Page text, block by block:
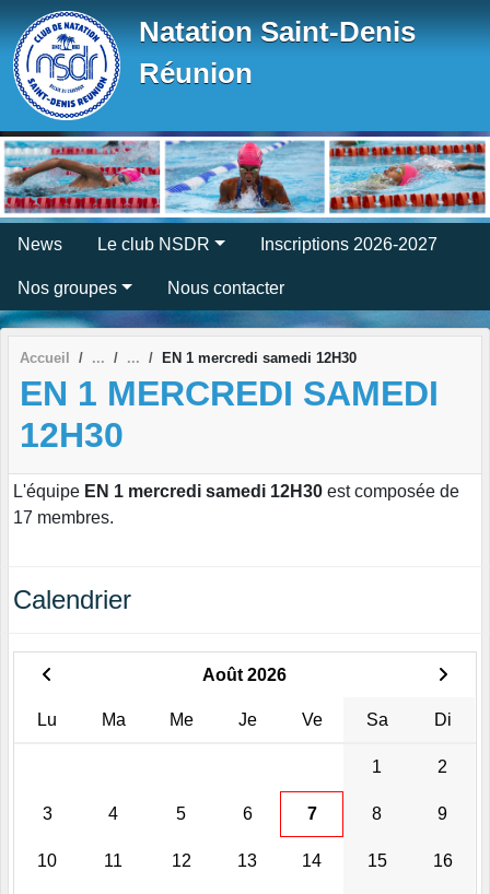
Natation Saint-Denis
Réunion
News Le club NSDR Inscriptions 2026-2027
Nos groupes Nous contacter
Accueil EN 1 mercredi samedi 12H30
EN 1 MERCREDI SAMEDI
12H30
L'équipe EN 1 mercredi samedi 12H30 est composée de
17 membres.
Calendrier
Août 2026
Lu Ma Me Je Ve Sa Di
1 2
3 4 5 6 7 8 9
10 11 12 13 14 15 16
Panneau de gestion des cookies